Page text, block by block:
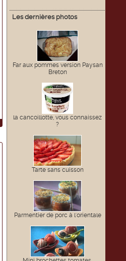
Les dernières photos
Far aux pommes version Paysan
Breton
la cancoillotte, vous connaissez
?
Tarte sans cuisson
Parmentier de porc à l'orientale